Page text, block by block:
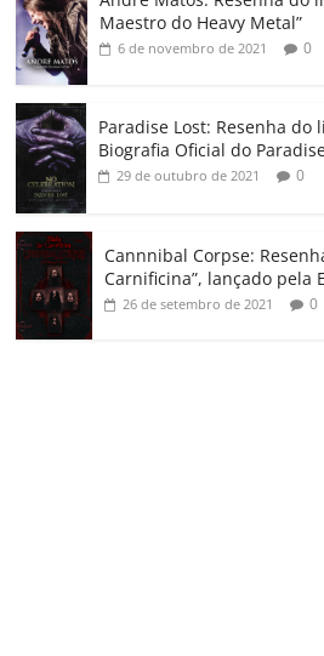
Maestro do Heavy Metal”
6 de novembro de 2021 0
Paradise Lost: Resenha do
Biografia Oficial do
29 de outubro de 2021 0
Cannnibal Corpse:
Carnificina”, lançado pela
26 de setembro de 2021 0